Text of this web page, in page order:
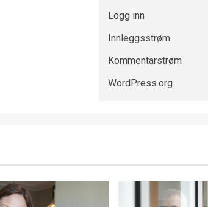
Logg inn
Innleggsstrøm
Kommentarstrøm
WordPress.org